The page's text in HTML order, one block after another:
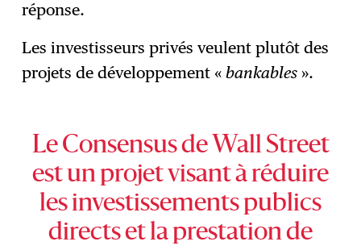
réponse.
Les investisseurs privés veulent plutôt des
projets de développement «bankables ».
Le Consensus de Wall Street
est un projet visant à réduire
les investissements publics
directs et la prestation de